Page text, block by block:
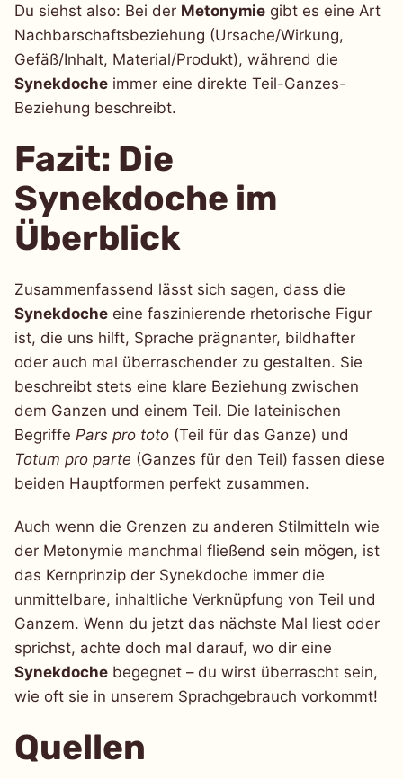
Du siehst also: Bei der Metonymie gibt es eine Art
Nachbarschaftsbeziehung (Ursache/Wirkung,
Gefäß/Inhalt, Material/Produkt), während die
Synekdoche immer eine direkte Teil-Ganzes-
Beziehung beschreibt.
Fazit: Die
Synekdoche im
Überblick
Zusammenfassend lässt sich sagen, dass die
Synekdoche eine faszinierende rhetorische Figur
ist, die uns hilft, Sprache prägnanter, bildhafter
oder auch mal überraschender zu gestalten. Sie
beschreibt stets eine klare Beziehung zwischen
dem Ganzen und einem Teil. Die lateinischen
Begriffe Pars pro toto (Teil für das Ganze) und
Totum pro parte (Ganzes für den Teil) fassen diese
beiden Hauptformen perfekt zusammen.
Auch wenn die Grenzen zu anderen Stilmitteln wie
der Metonymie manchmal fließend sein mögen, ist
das Kernprinzip der Synekdoche immer die
unmittelbare, inhaltliche Verknüpfung von Teil und
Ganzem. Wenn du jetzt das nächste Mal liest oder
sprichst, achte doch mal darauf, wo dir eine
Synekdoche begegnet – du wirst überrascht sein,
wie oft sie in unserem Sprachgebrauch vorkommt!
Quellen